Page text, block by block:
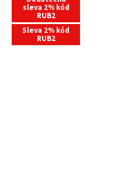
sleva 2% kód
RUB2
Sleva 2% kód
RUB2